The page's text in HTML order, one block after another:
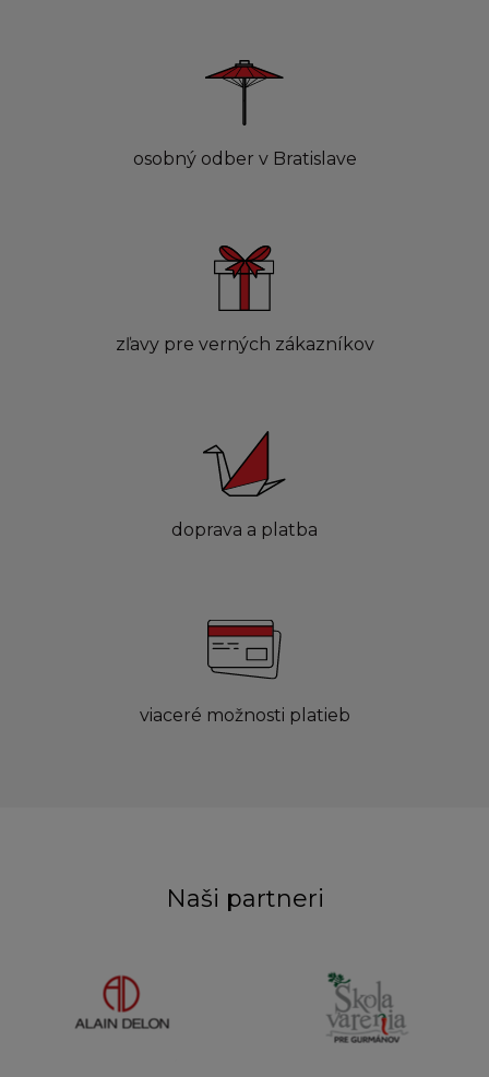
osobný odber v Bratislave
zľavy pre verných zákazníkov
doprava a platba
viaceré možnosti platieb
Naši partneri